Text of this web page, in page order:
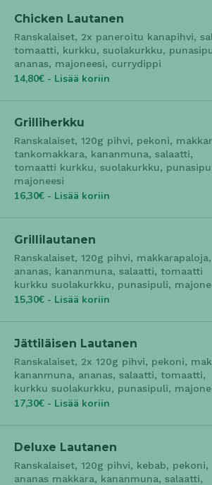
Chicken Lautanen
Ranskalaiset, 2x paneroitu kanapihvi,
tomaatti, kurkku, suolakurkku,
ananas, majoneesi, currydippi
14,80€ - Lisää koriin
Grilliherkku
Ranskalaiset, 120g pihvi, pekoni,
tankomakkara, kananmuna, salaatti,
tomaatti kurkku, suolakurkku,
majoneesi
16,30€ - Lisää koriin
Grillilautanen
Ranskalaiset, 120g pihvi, makkarapaloja,
ananas, kananmuna, salaatti, tomaatti
kurkku suolakurkku, punasipuli,
15,30€ - Lisää koriin
Jättiläisen Lautanen
Ranskalaiset, 2x 120g pihvi, pekoni,
kananmuna, ananas, salaatti, tomaatti,
kurkku suolakurkku, punasipuli,
17,30€ - Lisää koriin
Deluxe Lautanen
Ranskalaiset, 120g pihvi, kebab, pekoni,
ananas makkara, kananmuna, salaatti,